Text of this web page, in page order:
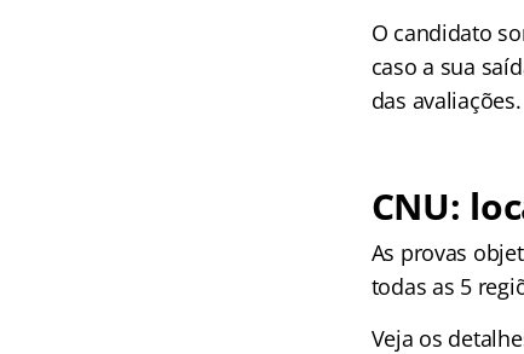
O candidato
caso a sua
das avaliações.
CNU:
As provas
todas as 5
Veja os